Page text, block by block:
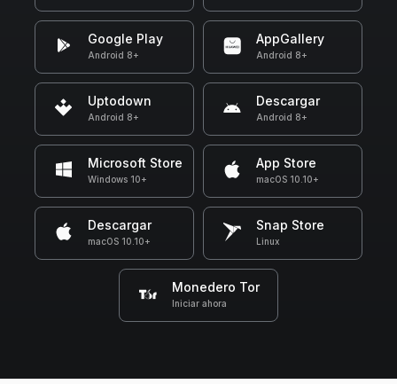
Google Play
Android 8+
AppGallery
Android 8+
Uptodown
Android 8+
Descargar
Android 8+
Microsoft Store
Windows 10+
App Store
macOS 10.10+
Descargar
macOS 10.10+
Snap Store
Linux
Monedero Tor
Iniciar ahora